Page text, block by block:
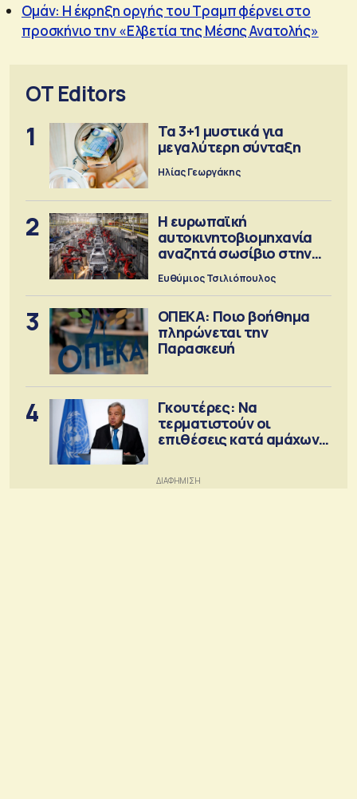
Ομάν: Η έκρηξη οργής του Τραμπ φέρνει στο
προσκήνιο την «Ελβετία της Μέσης Ανατολής»
OT Editors
1
Τα 3+1 μυστικά για
μεγαλύτερη σύνταξη
Ηλίας Γεωργάκης
2
Η ευρωπαϊκή
αυτοκινητοβιομηχανία
αναζητά σωσίβιο στην
Κίνα
Ευθύμιος Τσιλιόπουλος
3
ΟΠΕΚΑ: Ποιο βοήθημα
πληρώνεται την
Παρασκευή
4
Γκουτέρες: Να
τερματιστούν οι
επιθέσεις κατά αμάχων